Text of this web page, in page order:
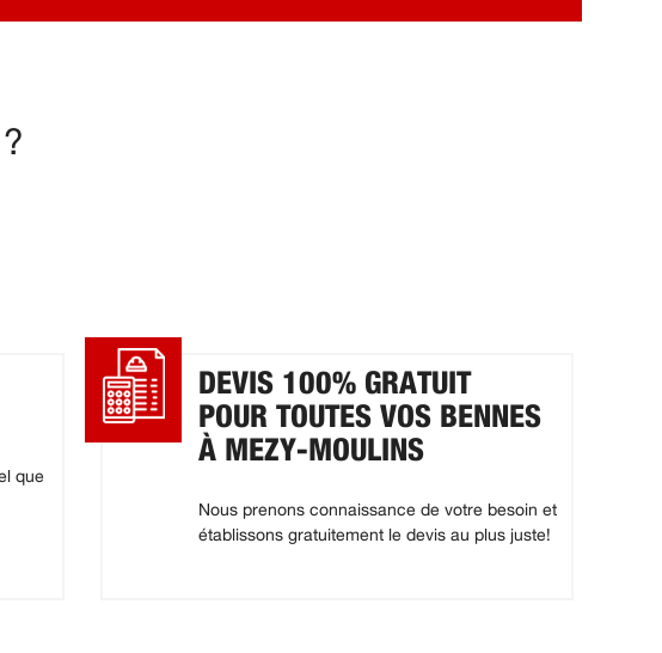
que
DEVIS 100% GRATUIT
POUR TOUTES VOS BENNES
À MEZY-MOULINS
Nous prenons connaissance de votre besoin et
établissons gratuitement le devis au plus juste!